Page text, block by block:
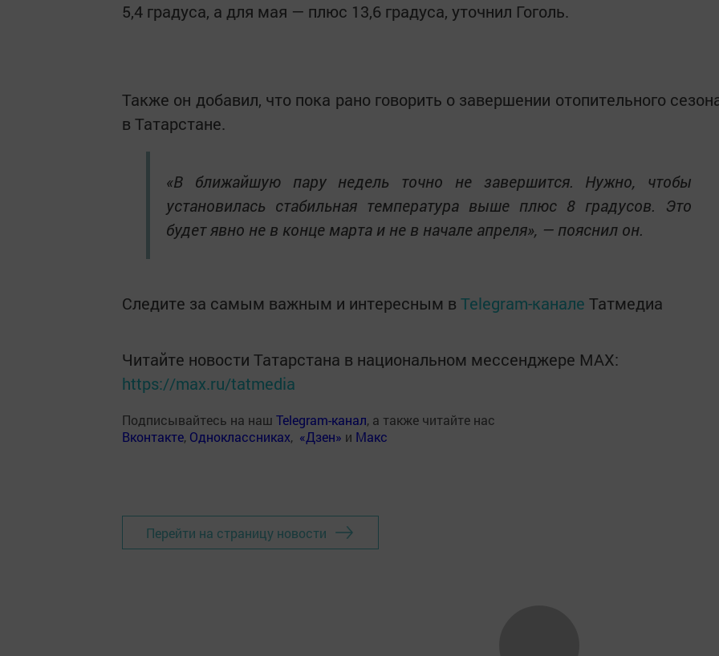
5,4 градуса, а для мая — плюс 13,6 градуса, уточнил Гоголь.
Также он добавил, что пока рано говорить о завершении отопительного
в Татарстане.
«В ближайшую пару недель точно не завершится. Нужно, чтобы
установилась стабильная температура выше плюс 8 градусов. Это
будет явно не в конце марта и не в начале апреля», — пояснил он.
Следите за самым важным и интересным в Telegram-канале Татмедиа
Читайте новости Татарстана в национальном мессенджере MАХ:
https://max.ru/tatmedia
Подписывайтесь на наш Telegram-канал, а также читайте нас
Вконтакте, Одноклассниках, «Дзен» и Макс
Перейти на страницу новости